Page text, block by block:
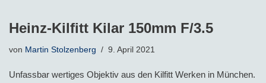
Heinz-Kilfitt Kilar 150mm F/3.5
von Martin Stolzenberg 9. April 2021
Unfassbar wertiges Objektiv aus den Kilfitt Werken in München.